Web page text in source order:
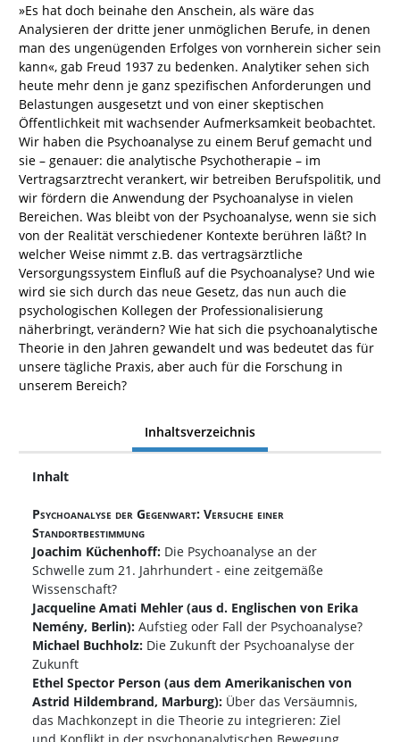
»Es hat doch beinahe den Anschein, als wäre das
Analysieren der dritte jener unmöglichen Berufe, in denen
man des ungenügenden Erfolges von vornherein sicher sein
kann«, gab Freud 1937 zu bedenken. Analytiker sehen sich
heute mehr denn je ganz spezifischen Anforderungen und
Belastungen ausgesetzt und von einer skeptischen
Öffentlichkeit mit wachsender Aufmerksamkeit beobachtet.
Wir haben die Psychoanalyse zu einem Beruf gemacht und
sie – genauer: die analytische Psychotherapie – im
Vertragsarztrecht verankert, wir betreiben Berufspolitik, und
wir fördern die Anwendung der Psychoanalyse in vielen
Bereichen. Was bleibt von der Psychoanalyse, wenn sie sich
von der Realität verschiedener Kontexte berühren läßt? In
welcher Weise nimmt z.B. das vertragsärztliche
Versorgungssystem Einfluß auf die Psychoanalyse? Und wie
wird sie sich durch das neue Gesetz, das nun auch die
psychologischen Kollegen der Professionalisierung
näherbringt, verändern? Wie hat sich die psychoanalytische
Theorie in den Jahren gewandelt und was bedeutet das für
unsere tägliche Praxis, aber auch für die Forschung in
unserem Bereich?
Inhaltsverzeichnis
Inhalt
Psychoanalyse der Gegenwart: Versuche einer
Standortbestimmung
Joachim Küchenhoff: Die Psychoanalyse an der
Schwelle zum 21. Jahrhundert - eine zeitgemäße
Wissenschaft?
Jacqueline Amati Mehler (aus d. Englischen von Erika
Nemény, Berlin): Aufstieg oder Fall der Psychoanalyse?
Michael Buchholz: Die Zukunft der Psychoanalyse der
Zukunft
Ethel Spector Person (aus dem Amerikanischen von
Astrid Hildembrand, Marburg): Über das Versäumnis,
das Machkonzept in die Theorie zu integrieren: Ziel